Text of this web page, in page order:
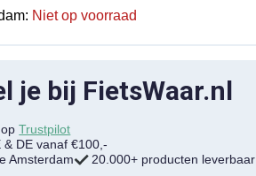
Niet op voorraad
je bij FietsWaar.nl
opTrustpilot
DE vanaf €100,-
Amsterdam
20.000+ producten leverbaar